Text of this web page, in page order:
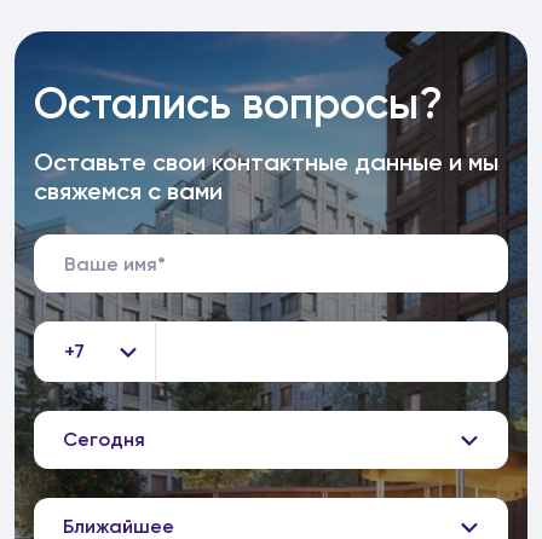
Остались вопросы?
Оставьте свои контактные данные и мы
свяжемся с вами
+7
Сегодня
Ближайшее